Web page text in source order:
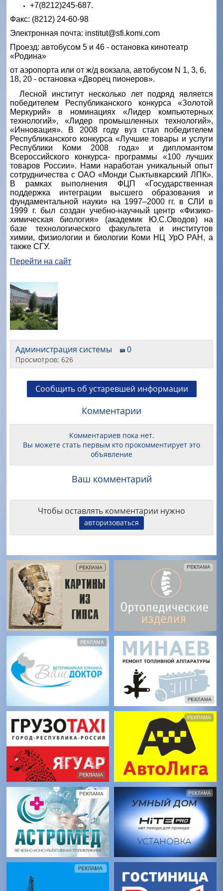
+7(8212)245-687.
Факс: (8212) 24-60-98
Электронная почта: institut@sfi.komi.com
Проезд: автобусом 5 и 46 - остановка кинотеатр
«Родина»
от аэропорта или от ж/д вокзала, автобусом N 1, 3, 6,
18, 20 - остановка «Дворец пионеров».
Лесной институт несколько лет подряд является
победителем Республиканского конкурса «Золотой
Меркурий» в номинациях «Лидер компьютерных
технологий», «Лидер промышленных технологий»,
«Инновация». В 2008 году вуз стал победителем
Республиканского конкурса «Лучшие товары и услуги
Республики Коми 2008 года» и дипломантом
Всероссийского конкурса- программы «100 лучших
товаров России». Нами наработан уникальный опыт
сотрудничества с ОАО «Монди Сыктывкарский ЛПК».
В рамках выполнения ФЦП «Государственная
поддержка интеграции высшего образования и
фундаментальной науки» на 1997–2000 гг. в СЛИ в
1999 г. был создан учебно-научный центр «Физико-
химическая биология» (академик Ю.С.Оводов) на
базе технологического факультета и институтов
химии, физиологии и биологии Коми НЦ УрО РАН, а
также СГУ.
Перейти на сайт
Администрация системы 0
Просмотров: 626
Сообщить об устаревшей информации
Комментарии
Комментариев пока нет.
Вы можете стать первым кто прокомментирует это
объявление
Ваш комментарий
Чтобы оставлять комментарии нужно
авторизоваться